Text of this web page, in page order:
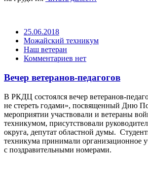
25.06.2018
Можайский техникум
Наш ветеран
Комментариев нет
Вечер ветеранов-педагогов
В РКДЦ состоялся вечер ветеранов-
не стереть годами», посвященный Дню
мероприятии участвовали и ветераны
техникумом, присутствовали
округа, депутат областной думы.
техникума принимали организационное
с поздравительными номерами.